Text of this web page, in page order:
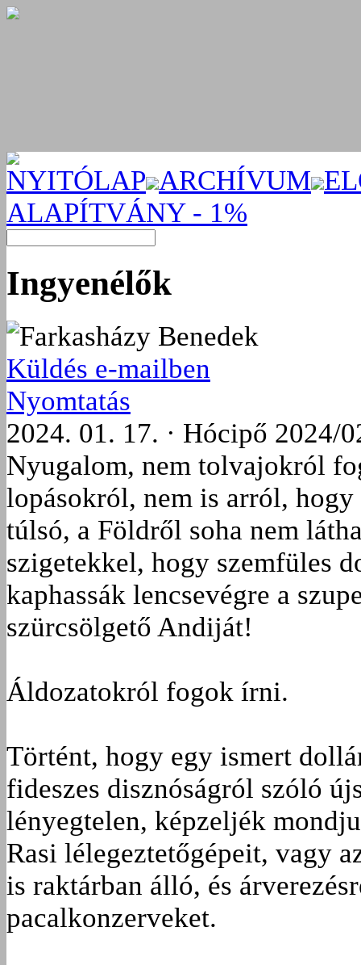
NYITÓLAP ARCHÍVUM
ALAPÍTVÁNY - 1%
Ingyenélők
Farkasházy Benedek
Küldés e-mailben
Nyomtatás
2024. 01. 17. · Hócipő 2024/
Nyugalom, nem tolvajokról
lopásokról, nem is arról,
túlsó, a Földről soha nem
szigetekkel, hogy szemfüles
kaphassák lencsevégre a
szürcsölgető Andiját!
Áldozatokról fogok írni.
Történt, hogy egy ismert
fideszes disznóságról szóló
lényegtelen, képzeljék
Rasi lélegeztetőgépeit, vagy
is raktárban álló, és
pacalkonzerveket.